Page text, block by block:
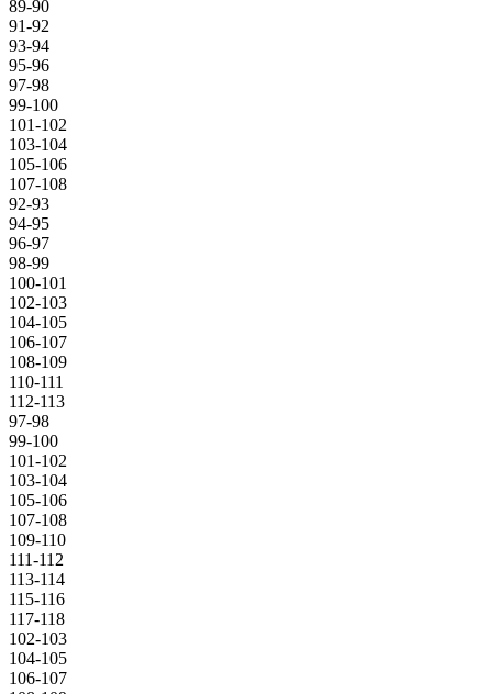
89-90
91-92
93-94
95-96
97-98
99-100
101-102
103-104
105-106
107-108
92-93
94-95
96-97
98-99
100-101
102-103
104-105
106-107
108-109
110-111
112-113
97-98
99-100
101-102
103-104
105-106
107-108
109-110
111-112
113-114
115-116
117-118
102-103
104-105
106-107